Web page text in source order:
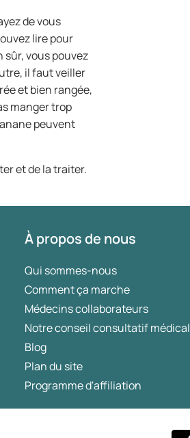
de vous
lire pour
sûr, vous pouvez
il faut veiller
et bien rangée,
manger trop
peuvent
et de la traiter.
À propos de nous
Qui sommes-nous
Comment ça marche
Médecins collaborateurs
Notre conseil consultatif médical
Blog
Plan du site
Programme d'affiliation